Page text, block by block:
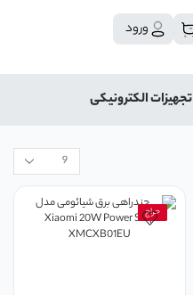
ورود
تجهیزات الکترونیکی
حراج